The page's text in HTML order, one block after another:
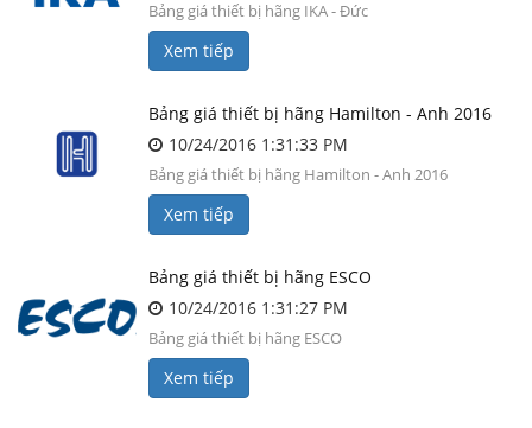
Bảng giá thiết bị hãng IKA - Đức
Xem tiếp
Bảng giá thiết bị hãng Hamilton - Anh 2016
10/24/2016 1:31:33 PM
Bảng giá thiết bị hãng Hamilton - Anh 2016
Xem tiếp
Bảng giá thiết bị hãng ESCO
10/24/2016 1:31:27 PM
Bảng giá thiết bị hãng ESCO
Xem tiếp